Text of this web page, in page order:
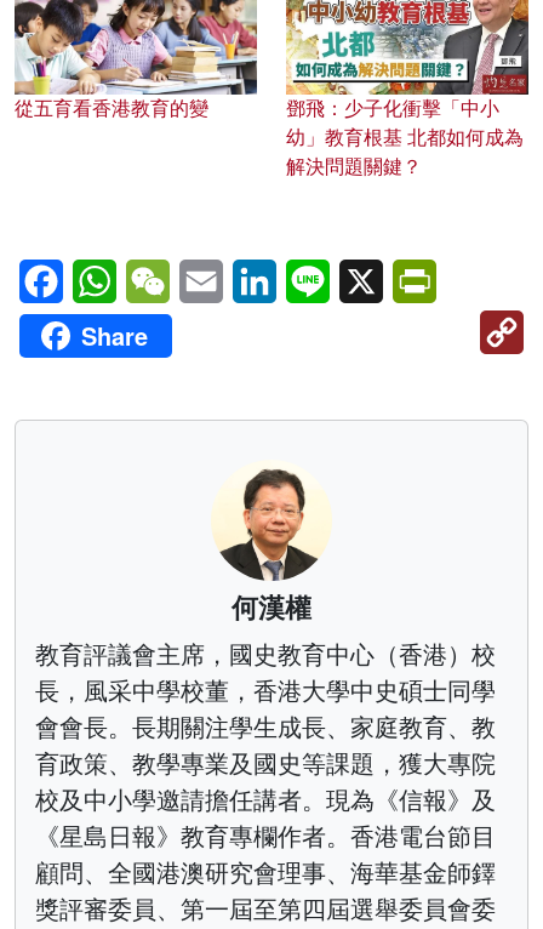
從五育看香港教育的變
鄧飛：少子化衝擊「中小
幼」教育根基 北都如何成為
解決問題關鍵？
FacebookWhatsAppWeChatEmail LinkedInLine X
Share
何漢權
教育評議會主席，國史教育中心（香港）校
長，風采中學校董，香港大學中史碩士同學
會會長。長期關注學生成長、家庭教育、教
育政策、教學專業及國史等課題，獲大專院
校及中小學邀請擔任講者。現為《信報》及
《星島日報》教育專欄作者。香港電台節目
顧問、全國港澳研究會理事、海華基金師鐸
獎評審委員、第一屆至第四屆選舉委員會委